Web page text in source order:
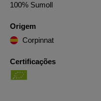
100% Sumoll
Origem
Corpinnat
Certificações